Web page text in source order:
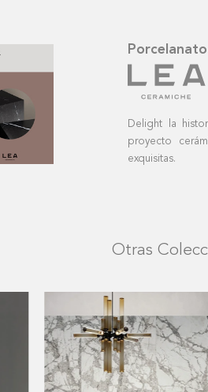
Delight la
proyecto
exquisitas.
Otras